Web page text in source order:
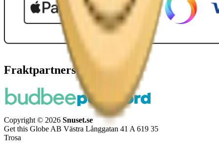
Fraktpartners
Copyright © 2026 Snuset.se
Get this Globe AB Västra Långgatan 41 A 619 35
Trosa